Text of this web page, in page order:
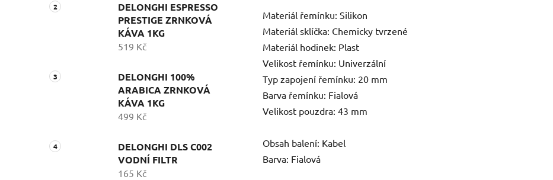
DELONGHI ESPRESSO
PRESTIGE ZRNKOVÁ
KÁVA 1KG
519 Kč
DELONGHI 100%
ARABICA ZRNKOVÁ
KÁVA 1KG
499 Kč
DELONGHI DLS C002
VODNÍ FILTR
165 Kč
Materiál řemínku: Silikon
Materiál sklíčka: Chemicky tvrzené
Materiál hodinek: Plast
Velikost řemínku: Univerzální
Typ zapojení řemínku: 20 mm
Barva řemínku: Fialová
Velikost pouzdra: 43 mm
Obsah balení: Kabel
Barva: Fialová